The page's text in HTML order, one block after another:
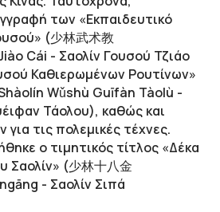
των «Εκπαιδευτικό
(少林武术教
Cái - Σαολίν Γουσού Τζιάο
Καθιερωμένων Ρουτίνων»
Wǔshù Guīfàn Tàolù -
Τάολου), καθώς και
τις πολεμικές τέχνες.
ο τιμητικός τίτλος «Δέκα
Σαολίν» (少林十八金
- Σαολίν Σιπά